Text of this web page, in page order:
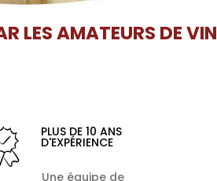
LES AMATEURS DE VIN
PLUS DE 10 ANS
D'EXPÉRIENCE
Une équipe de